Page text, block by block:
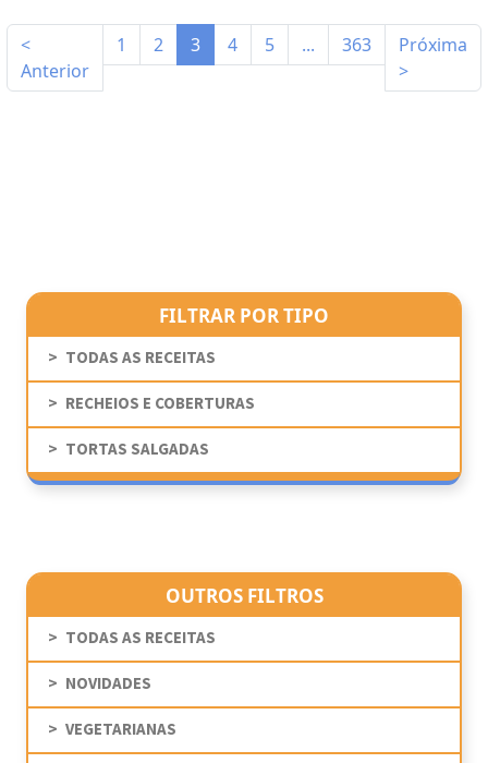
<
Anterior
1 2 3 4 5 ... 363
Próxima
>
FILTRAR POR TIPO
TODAS AS RECEITAS
RECHEIOS E COBERTURAS
TORTAS SALGADAS
OUTROS FILTROS
TODAS AS RECEITAS
NOVIDADES
VEGETARIANAS